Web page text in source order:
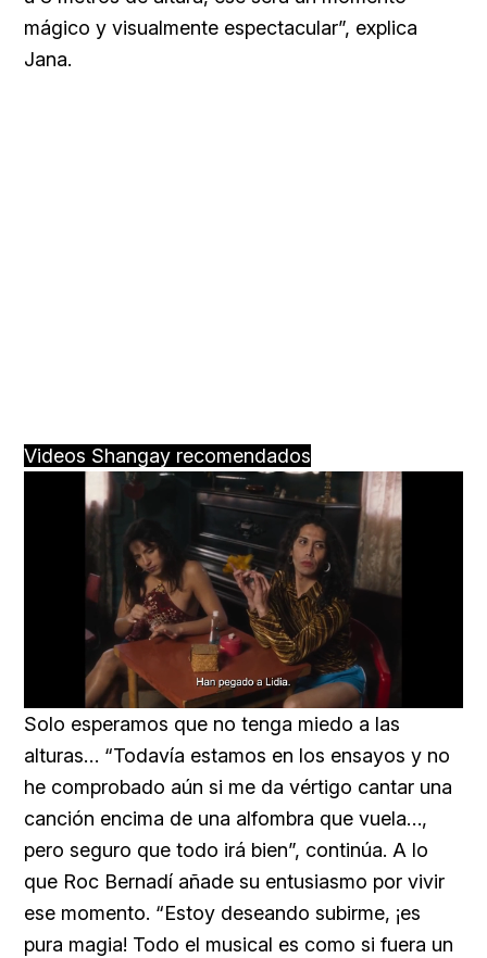
mágico y visualmente espectacular”, explica
Jana.
Videos Shangay recomendados
Unmute Loaded:
57.99%
Solo esperamos que no tenga miedo a las
alturas… “Todavía estamos en los ensayos y no
he comprobado aún si me da vértigo cantar una
canción encima de una alfombra que vuela…,
pero seguro que todo irá bien”, continúa. A lo
que Roc Bernadí añade su entusiasmo por vivir
ese momento. “Estoy deseando subirme, ¡es
pura magia! Todo el musical es como si fuera un